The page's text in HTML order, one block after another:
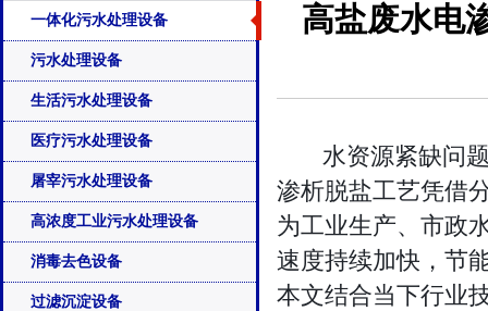
一体化污水处理设备
污水处理设备
生活污水处理设备
医疗污水处理设备
屠宰污水处理设备
高浓度工业污水处理设备
消毒去色设备
过滤沉淀设备
高盐废水电
水资源紧缺问题
渗析脱盐工艺凭借
为工业生产、市政
速度持续加快，节
本文结合当下行业